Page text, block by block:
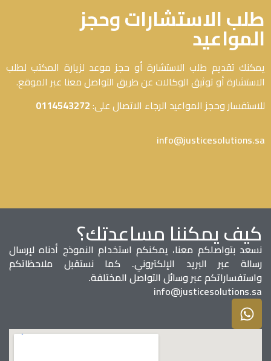
طلب الاستشارات وحجز
المواعيد
يمكنك تقديم طلب الاستشارة أو حجز موعد لزيارة المكتب لطلب
الاستشارة أو توثيق الوكالات عن طريق التواصل معنا عبر الموقع.
للاستفسار وحجز المواعيد الرجاء الاتصال على:0114543272
info@justicesolutions.sa
كيف يمكننا مساعدتك؟
نسعد بتواصلكم معنا، يمكنكم استخدام النموذج أدناه لإرسال
رسالة عبر البريد الإلكتروني. كما نستقبل ملاحظاتكم
واستفساراتكم عبر وسائل التواصل المختلفة.
info@justicesolutions.sa